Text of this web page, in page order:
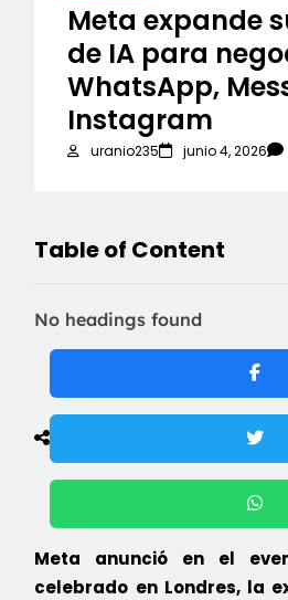
Meta expande
de IA para
WhatsApp,
Instagram
uranio235 junio 4, 2026
Table of Content
No headings found
Meta anunció en el
celebrado en Londres, la